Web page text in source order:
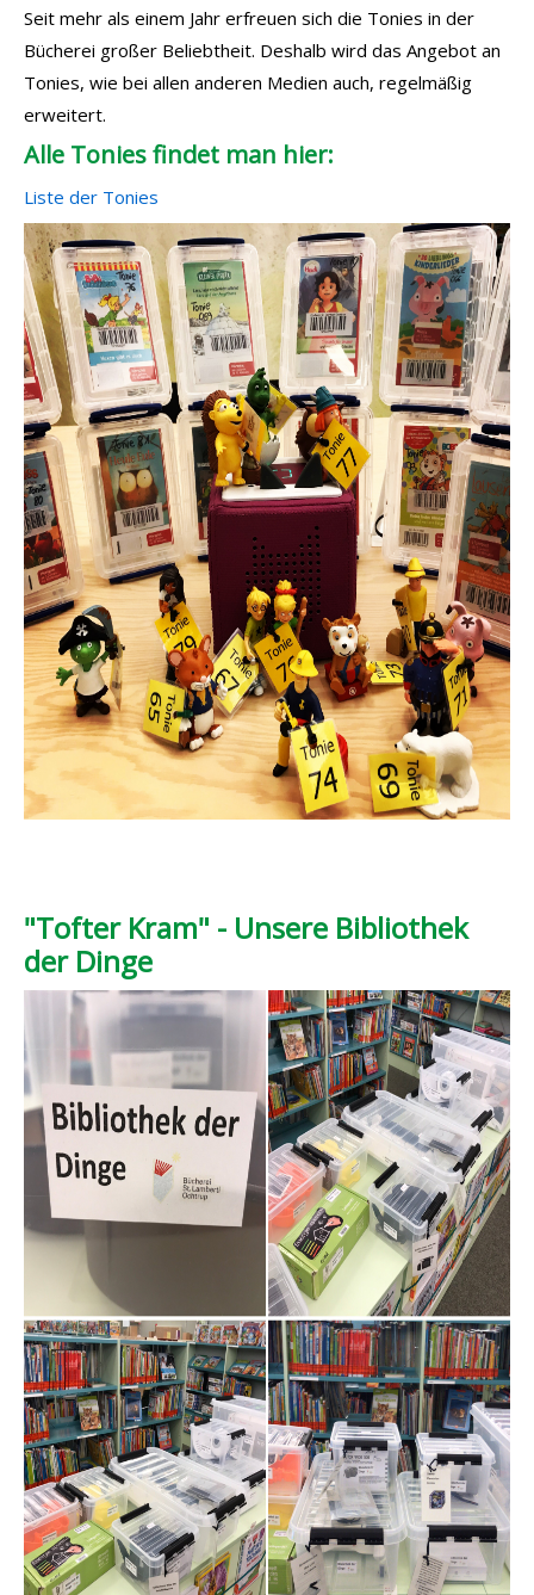
Seit mehr als einem Jahr erfreuen sich die Tonies in der
Bücherei großer Beliebtheit. Deshalb wird das Angebot an
Tonies, wie bei allen anderen Medien auch, regelmäßig
erweitert.
Alle Tonies findet man hier:
Liste der Tonies
"Tofter Kram" - Unsere Bibliothek
der Dinge